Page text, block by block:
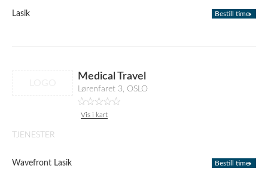
Lasik Bestill time
Medical Travel
Lørenfaret 3, OSLO
Vis i kart
TJENESTER
Wavefront Lasik Bestill time